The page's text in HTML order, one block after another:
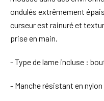
ondulés extrêmement
curseur est rainuré et
prise en main.
- Type de lame incluse :
- Manche résistant en nylon